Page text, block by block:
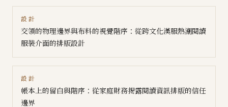
設計
交領的物理邊界與布料的視覺階序：從跨文化漢服熱潮閱讀
服裝介面的排版設計
設計
帳本上的留白與階序：從家庭財務揭露閱讀資訊排版的信任
邊界